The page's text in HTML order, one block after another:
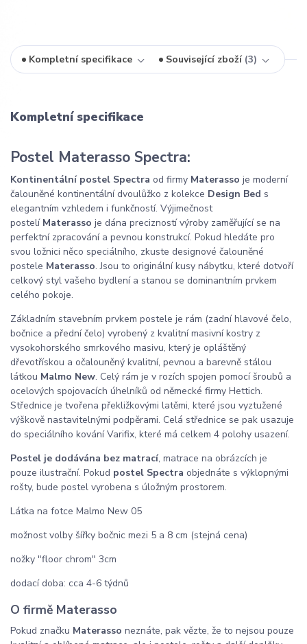
Kompletní specifikace Související zboží 3
Kompletní specifikace
Postel Materasso Spectra:
Kontinentální postel Spectra od firmy Materasso je moderní
čalouněné kontinentální dvoulůžko z kolekce Design Bed s
elegantním vzhledem i funkčností. Výjimečnost
postelí Materasso je dána precizností výroby zaměřující se na
perfektní zpracování a pevnou konstrukcí. Pokud hledáte pro
svou ložnici něco speciálního, zkuste designové čalouněné
postele Materasso. Jsou to originální kusy nábytku, které dotvoří
celkový styl vašeho bydlení a stanou se dominantním prvkem
celého pokoje.
Základním stavebním prvkem postele je rám (zadní hlavové čelo,
bočnice a přední čelo) vyrobený z kvalitní masivní kostry z
vysokohorského smrkového masivu, který je opláštěný
dřevotřískou a očalouněný kvalitní, pevnou a barevně stálou
látkou Malmo New. Celý rám je v rozích spojen pomocí šroubů a
ocelových spojovacích úhelníků od německé firmy Hettich.
Střednice je tvořena překližkovými latěmi, které jsou vyztužené
výškově nastavitelnými podpěrami. Celá střednice se pak usazuje
do speciálního kování Varifix, které má celkem 4 polohy usazení.
Postel je dodávána bez matrací, matrace na obrázcích je
pouze ilustrační. Pokud postel Spectra objednáte s výklopnými
rošty, bude postel vyrobena s úložným prostorem.
Látka na fotce Malmo New 05
možnost volby šířky bočnic mezi 5 a 8 cm (stejná cena)
nožky "floor chrom" 3cm
dodací doba: cca 4-6 týdnů
O firmě Materasso
Pokud značku Materasso neznáte, pak vězte, že to nejsou pouze